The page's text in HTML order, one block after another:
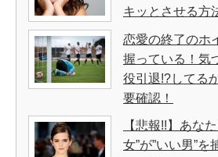
キッとさせる方
恋愛の終了のホ
握っている！気
役引退!?してる
要確認！
【悲報!!】あな
女”が”いい男”